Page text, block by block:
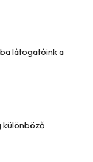
látogatóink a
különböző